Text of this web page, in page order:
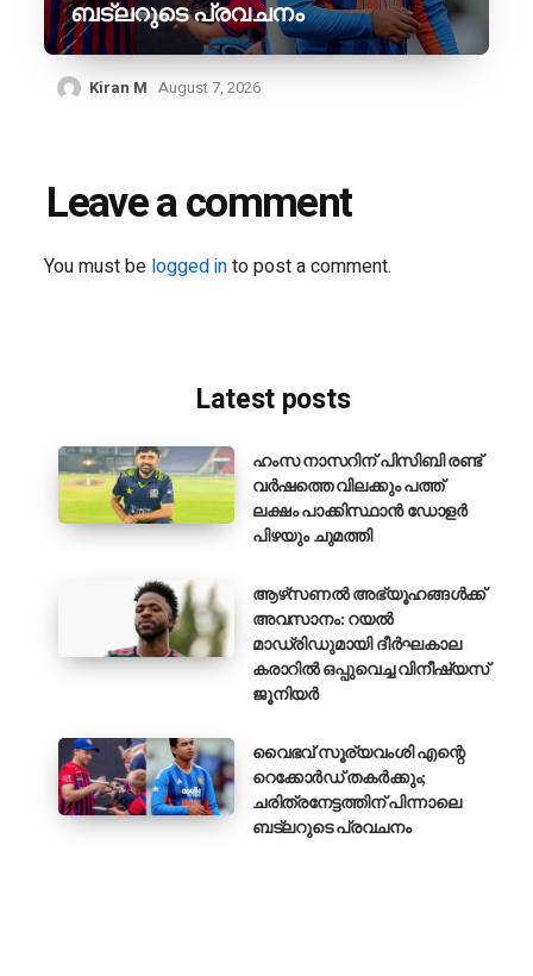
ബട്‌ലറുടെ പ്രവചനം
Kiran M August 7, 2026
Leave a comment
You must be logged into post a comment.
Latest posts
ഹംസ നാസറിന് പിസിബി രണ്ട്
വർഷത്തെ വിലക്കും പത്ത്
ലക്ഷം പാക്കിസ്ഥാൻ ഡോളർ
പിഴയും ചുമത്തി
ആഴ്‌സണൽ അഭ്യൂഹങ്ങൾക്ക്
അവസാനം: റയൽ
മാഡ്രിഡുമായി ദീർഘകാല
കരാറിൽ ഒപ്പുവെച്ച വിനീഷ്യസ്
ജൂനിയർ
വൈഭവ് സൂര്യവംശി എന്റെ
റെക്കോർഡ് തകർക്കും;
ചരിത്രനേട്ടത്തിന് പിന്നാലെ
ബട്‌ലറുടെ പ്രവചനം